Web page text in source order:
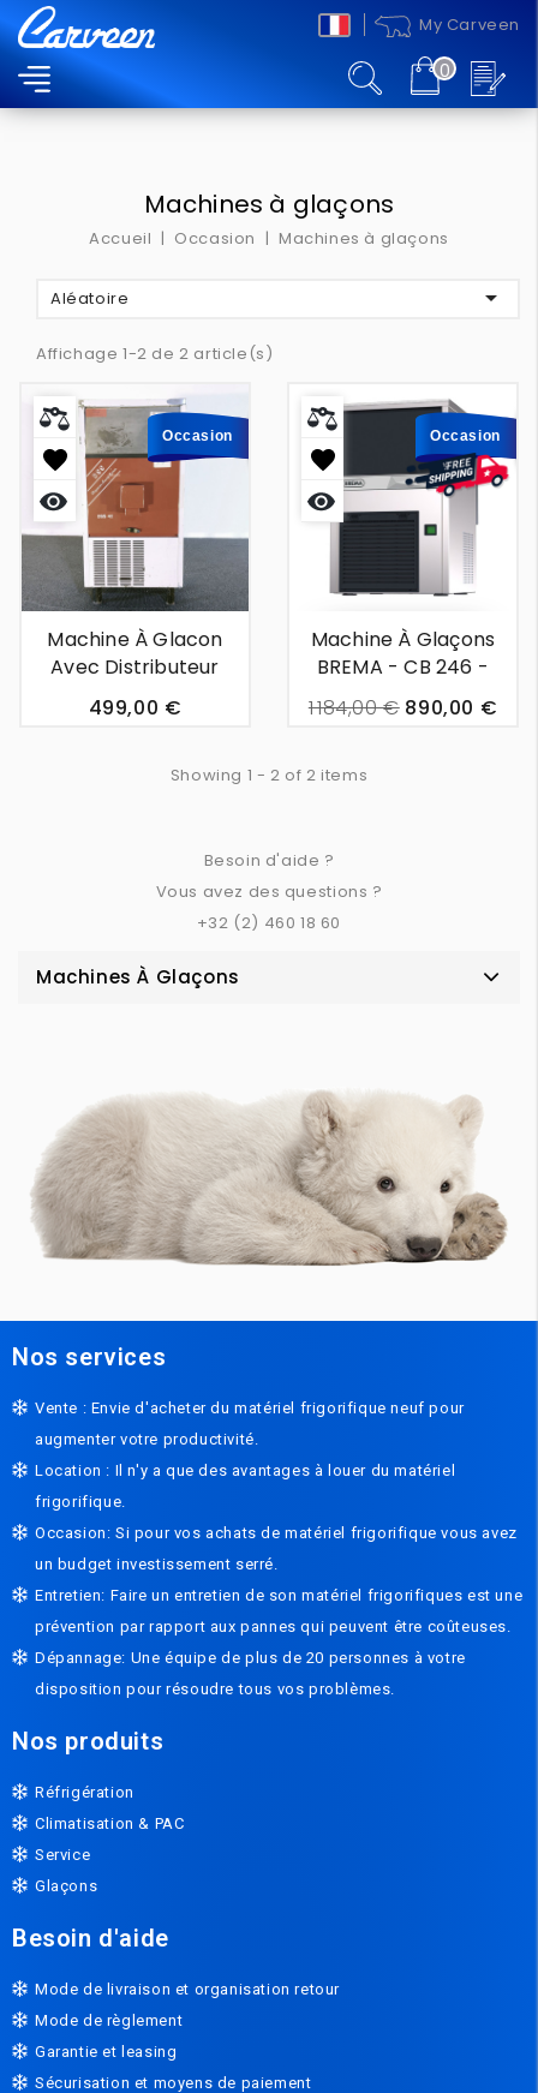
My Carveen
0
MENU
Machines à glaçons
Accueil Occasion Machines à glaçons
Aléatoire 
Affichage 1-2 de 2 article(s)
Occasion
Machine À Glacon
Avec Distributeur
D'occasion - N° 22
499,00 €
Occasion
Machine À Glaçons
BREMA - CB 246 -
24kg/24h
1 184,00 € 890,00 €
Showing 1 - 2 of 2 items
Besoin d'aide ?
Vous avez des questions ?
+32 (2) 460 18 60
Machines À Glaçons
Nos services
Vente : Envie d'acheter du matériel frigorifique neuf pour
augmenter votre productivité.
Location : Il n'y a que des avantages à louer du matériel
frigorifique.
Occasion: Si pour vos achats de matériel frigorifique vous avez
un budget investissement serré.
Entretien: Faire un entretien de son matériel frigorifiques est une
prévention par rapport aux pannes qui peuvent être coûteuses.
Dépannage: Une équipe de plus de 20 personnes à votre
disposition pour résoudre tous vos problèmes.
Nos produits
Réfrigération
Climatisation & PAC
Service
Glaçons
Besoin d'aide
Mode de livraison et organisation retour
Mode de règlement
Garantie et leasing
Sécurisation et moyens de paiement